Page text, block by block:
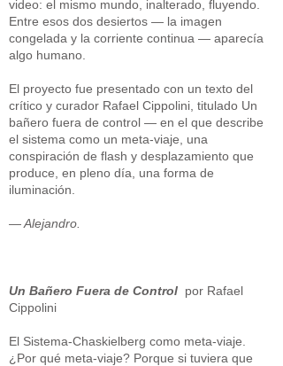
video: el mismo mundo, inalterado, fluyendo.
Entre esos dos desiertos — la imagen
congelada y la corriente continua — aparecía
algo humano.
El proyecto fue presentado con un texto del
crítico y curador Rafael Cippolini, titulado Un
bañero fuera de control — en el que describe
el sistema como un meta-viaje, una
conspiración de flash y desplazamiento que
produce, en pleno día, una forma de
iluminación.
— Alejandro.
Un Bañero Fuera de Control por Rafael
Cippolini
El Sistema-Chaskielberg como meta-viaje.
¿Por qué meta-viaje? Porque si tuviera que